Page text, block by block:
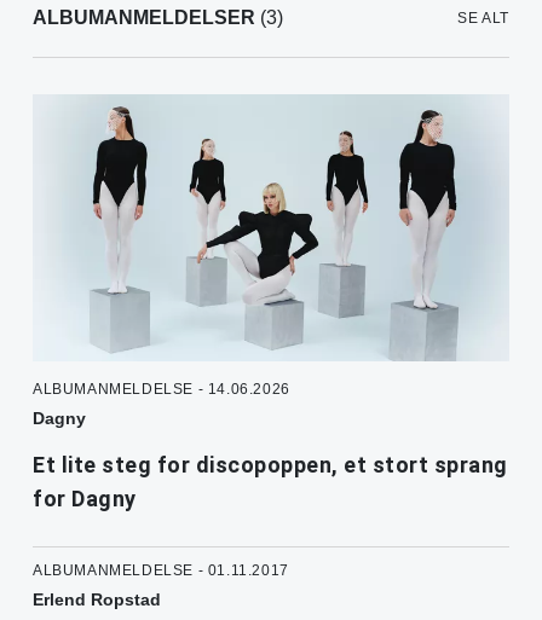
ALBUMANMELDELSER (3) SE ALT
ALBUMANMELDELSE - 14.06.2026
Dagny
Et lite steg for discopoppen, et stort sprang
for Dagny
ALBUMANMELDELSE - 01.11.2017
Erlend Ropstad